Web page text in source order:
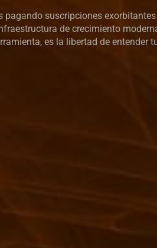
pagando suscripciones
de crecimiento
es la libertad de entender